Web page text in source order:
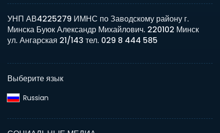
УНП АВ4225279 ИМНС по Заводскому району г.
Минска Буюк Александр Михайлович. 220102 Минск
ул. Ангарская 21/143 тел. 029 8 444 585
Выберите язык
Russian‎